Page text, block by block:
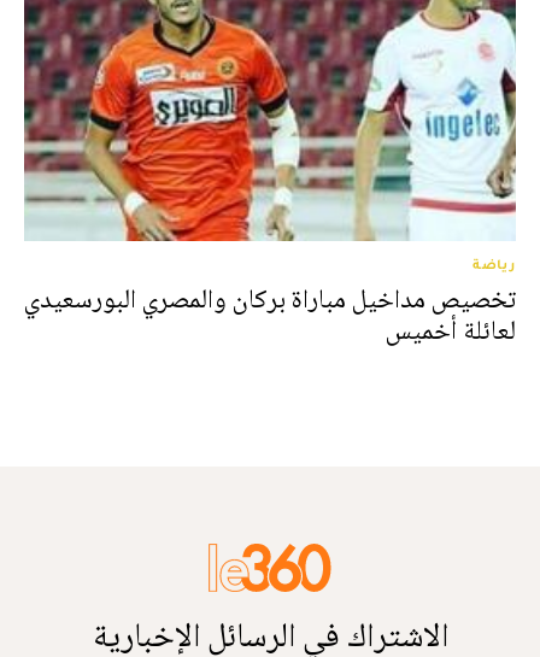
رياضة
تخصيص مداخيل مباراة بركان والمصري البورسعيدي
لعائلة أخميس
الاشتراك في الرسائل الإخبارية